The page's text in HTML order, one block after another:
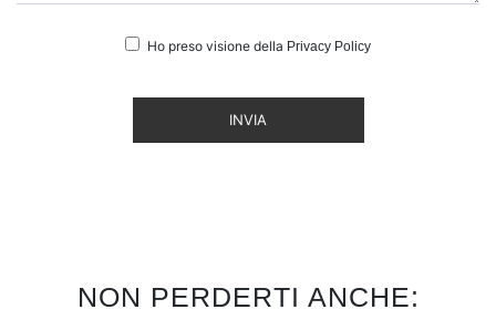
Ho preso visione della Privacy Policy
INVIA
NON PERDERTI ANCHE: